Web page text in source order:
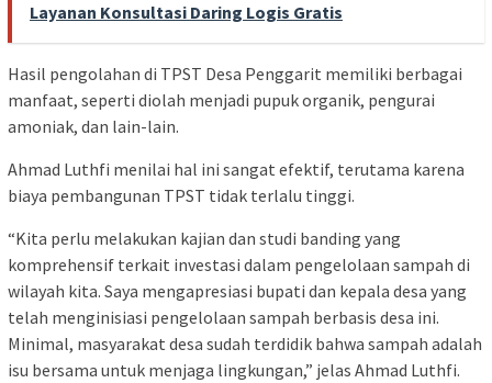
Layanan Konsultasi Daring Logis Gratis
Hasil pengolahan di TPST Desa Penggarit memiliki berbagai
manfaat, seperti diolah menjadi pupuk organik, pengurai
amoniak, dan lain-lain.
Ahmad Luthfi menilai hal ini sangat efektif, terutama karena
biaya pembangunan TPST tidak terlalu tinggi.
“Kita perlu melakukan kajian dan studi banding yang
komprehensif terkait investasi dalam pengelolaan sampah di
wilayah kita. Saya mengapresiasi bupati dan kepala desa yang
telah menginisiasi pengelolaan sampah berbasis desa ini.
Minimal, masyarakat desa sudah terdidik bahwa sampah adalah
isu bersama untuk menjaga lingkungan,” jelas Ahmad Luthfi.